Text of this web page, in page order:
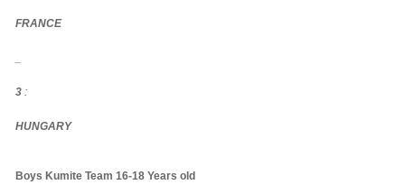
FRANCE
3 :
HUNGARY
Boys Kumite Team 16-18 Years old